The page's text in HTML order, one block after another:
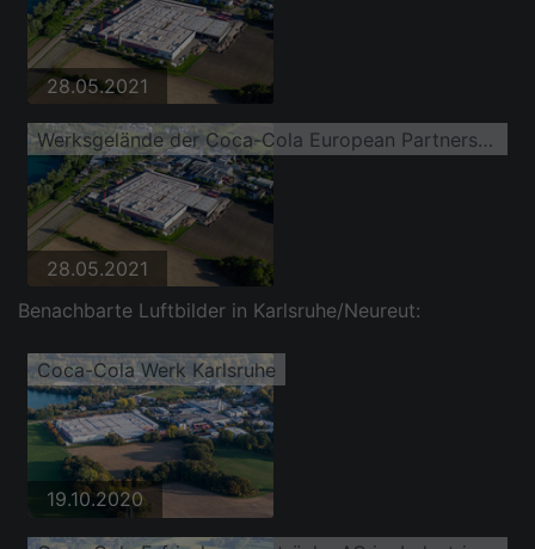
28.05.2021
Werksgelände der Coca-Cola European Partners Deutschland GmbH in Neureut
28.05.2021
Benachbarte Luftbilder in Karlsruhe/Neureut:
Coca-Cola Werk Karlsruhe
19.10.2020